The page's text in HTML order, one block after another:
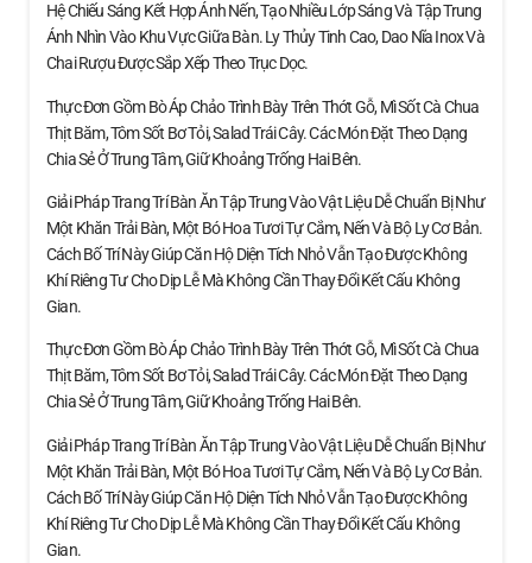
Hệ Chiếu Sáng Kết Hợp Ánh Nến, Tạo Nhiều Lớp Sáng Và Tập Trung
Ánh Nhìn Vào Khu Vực Giữa Bàn. Ly Thủy Tinh Cao, Dao Nĩa Inox Và
Chai Rượu Được Sắp Xếp Theo Trục Dọc.
Thực Đơn Gồm Bò Áp Chảo Trình Bày Trên Thớt Gỗ, Mì Sốt Cà Chua
Thịt Băm, Tôm Sốt Bơ Tỏi, Salad Trái Cây. Các Món Đặt Theo Dạng
Chia Sẻ Ở Trung Tâm, Giữ Khoảng Trống Hai Bên.
Giải Pháp Trang Trí Bàn Ăn Tập Trung Vào Vật Liệu Dễ Chuẩn Bị Như
Một Khăn Trải Bàn, Một Bó Hoa Tươi Tự Cắm, Nến Và Bộ Ly Cơ Bản.
Cách Bố Trí Này Giúp Căn Hộ Diện Tích Nhỏ Vẫn Tạo Được Không
Khí Riêng Tư Cho Dịp Lễ Mà Không Cần Thay Đổi Kết Cấu Không
Gian.
Thực Đơn Gồm Bò Áp Chảo Trình Bày Trên Thớt Gỗ, Mì Sốt Cà Chua
Thịt Băm, Tôm Sốt Bơ Tỏi, Salad Trái Cây. Các Món Đặt Theo Dạng
Chia Sẻ Ở Trung Tâm, Giữ Khoảng Trống Hai Bên.
Giải Pháp Trang Trí Bàn Ăn Tập Trung Vào Vật Liệu Dễ Chuẩn Bị Như
Một Khăn Trải Bàn, Một Bó Hoa Tươi Tự Cắm, Nến Và Bộ Ly Cơ Bản.
Cách Bố Trí Này Giúp Căn Hộ Diện Tích Nhỏ Vẫn Tạo Được Không
Khí Riêng Tư Cho Dịp Lễ Mà Không Cần Thay Đổi Kết Cấu Không
Gian.